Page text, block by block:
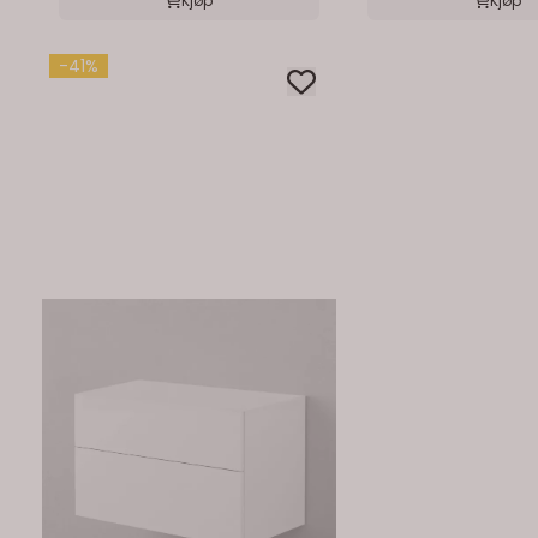
-41%